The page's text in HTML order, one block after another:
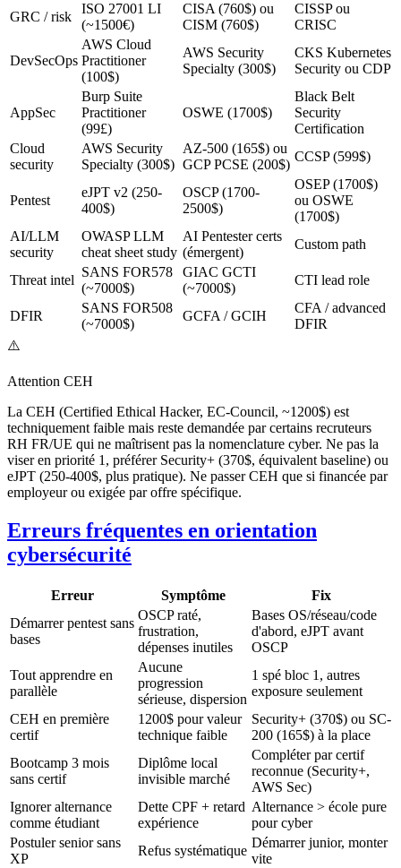
GRC / risk
ISO 27001 LI
(~1500€)
CISA (760$) ou
CISM (760$)
CISSP ou
CRISC
DevSecOps
AWS Cloud
Practitioner
(100$)
AWS Security
Specialty (300$)
CKS Kubernetes
Security ou CDP
AppSec
Burp Suite
Practitioner
(99£)
OSWE (1700$)
Black Belt
Security
Certification
Cloud
security
AWS Security
Specialty (300$)
AZ-500 (165$) ou
GCP PCSE (200$)
CCSP (599$)
Pentest
eJPT v2 (250-
400$)
OSCP (1700-
2500$)
OSEP (1700$)
ou OSWE
(1700$)
AI/LLM
security
OWASP LLM
cheat sheet study
AI Pentester certs
(émergent)
Custom path
Threat intel
SANS FOR578
(~7000$)
GIAC GCTI
(~7000$)
CTI lead role
DFIR
SANS FOR508
(~7000$)
GCFA / GCIH
CFA / advanced
DFIR
⚠️
Attention CEH
La CEH (Certified Ethical Hacker, EC-Council, ~1200$) est
techniquement faible mais reste demandée par certains recruteurs
RH FR/UE qui ne maîtrisent pas la nomenclature cyber. Ne pas la
viser en priorité 1, préférer Security+ (370$, équivalent baseline) ou
eJPT (250-400$, plus pratique). Ne passer CEH que si financée par
employeur ou exigée par offre spécifique.
Erreurs fréquentes en orientation
cybersécurité
Erreur Symptôme
Fix
Démarrer pentest sans
bases
OSCP raté,
frustration,
dépenses inutiles
Bases OS/réseau/code
d'abord, eJPT avant
OSCP
Tout apprendre en
parallèle
Aucune
progression
sérieuse, dispersion
1 spé bloc 1, autres
exposure seulement
CEH en première
certif
1200$ pour valeur
technique faible
Security+ (370$) ou SC-
200 (165$) à la place
Bootcamp 3 mois
sans certif
Diplôme local
invisible marché
Compléter par certif
reconnue (Security+,
AWS Sec)
Ignorer alternance
comme étudiant
Dette CPF + retard
expérience
Alternance > école pure
pour cyber
Postuler senior sans
XP
Refus systématique
Démarrer junior, monter
vite